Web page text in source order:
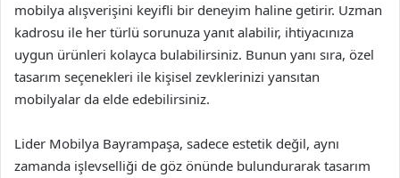
mobilya alışverişini keyifli bir deneyim haline getirir. Uzman
kadrosu ile her türlü sorunuza yanıt alabilir, ihtiyacınıza
uygun ürünleri kolayca bulabilirsiniz. Bunun yanı sıra, özel
tasarım seçenekleri ile kişisel zevklerinizi yansıtan
mobilyalar da elde edebilirsiniz.
Lider Mobilya Bayrampaşa, sadece estetik değil, aynı
zamanda işlevselliği de göz önünde bulundurarak tasarım